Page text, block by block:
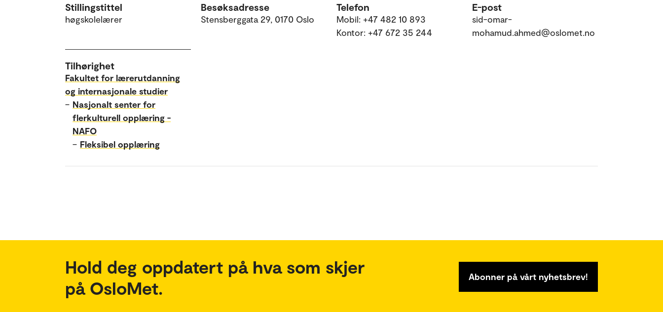
Stillingstittel
høgskolelærer
Besøksadresse
Stensberggata 29, 0170 Oslo
Telefon
Mobil: +47 482 10 893
Kontor: +47 672 35 244
E-post
sid-omar-
mohamud.ahmed@oslomet.no
Tilhørighet
Fakultet for lærerutdanning
og internasjonale studier
– Nasjonalt senter for
flerkulturell opplæring -
NAFO
– Fleksibel opplæring
Hold deg oppdatert på hva som skjer
på OsloMet.
Abonner på vårt nyhetsbrev!